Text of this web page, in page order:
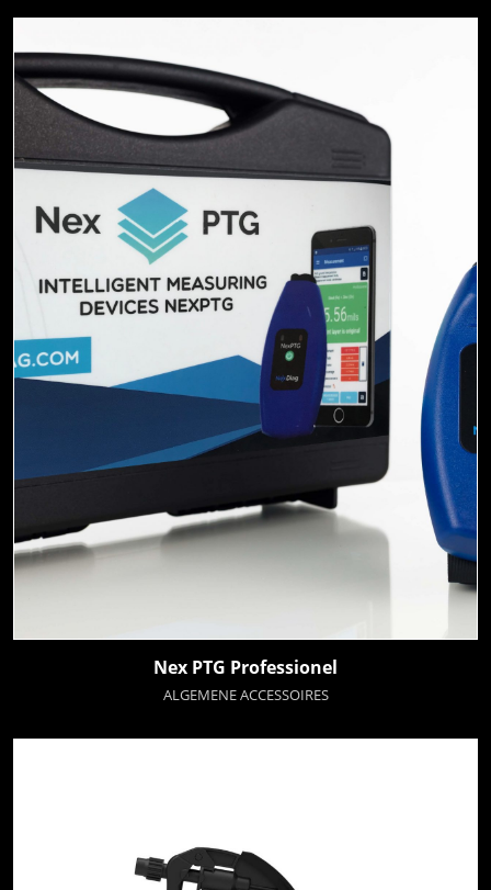
Nex PTG Professionel
ALGEMENE ACCESSOIRES